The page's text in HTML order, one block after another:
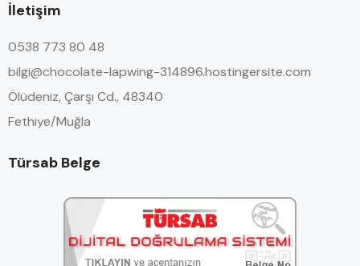
İletişim
0538 773 80 48
bilgi@chocolate-lapwing-314896.hostingersite.com
Ölüdeniz, Çarşı Cd., 48340
Fethiye/Muğla
Türsab Belge